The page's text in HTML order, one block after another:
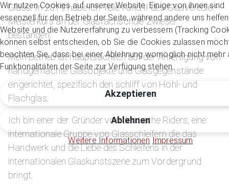
Glass. In 2019 habe ich Teile I und II des Glasveredler-
Meisterkurs an der Glasfachschule Zwiesel
bestanden.
Mein Betrieb ist hauptsächlich auf der Anfertigung von
handgemachte Glasobjekte und Glasgegenstände
eingerichtet, spezifisch den schliff von Hohl- und
Flachglas.
Ich bin einer der Gründer von den Lathe Riders, eine
internationale Gruppe von Glasschleifern die das
Handwerk und die Liebe des Schleifens in der
internationalen Glaskunstszene zum Vordergrund
bringt.
Wir nutzen Cookies auf unserer Website. Einige von ihnen sind
essenziell für den Betrieb der Seite, während andere uns
Website und die Nutzererfahrung zu verbessern (Tracking
können selbst entscheiden, ob Sie die Cookies zulassen
beachten Sie, dass bei einer Ablehnung womöglich nicht mehr
Funktionalitäten der Seite zur Verfügung stehen.
Akzeptieren
Ablehnen
Weitere Informationen Impressum